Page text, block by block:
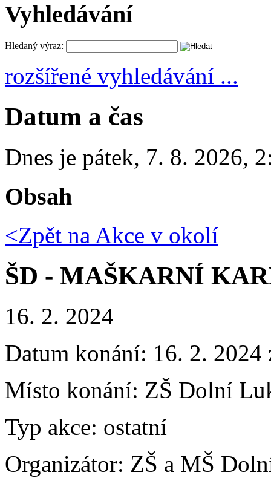
Vyhledávání
Hledaný výraz:
rozšířené vyhledávání ...
Datum a čas
Dnes je pátek, 7. 8. 2026,
Obsah
<Zpět na Akce v okolí
ŠD - MAŠKARNÍ
16. 2. 2024
Datum konání: 16. 2. 2024
Místo konání: ZŠ Dolní
Typ akce: ostatní
Organizátor: ZŠ a MŠ